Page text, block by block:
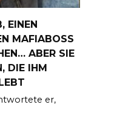
EINEN
MAFIABOSS
ABER SIE
DIE IHM
er,